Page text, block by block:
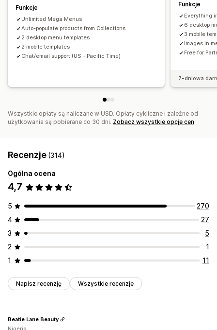
Funkcje
Unlimited Mega Menus
Auto-populate products from Collections
2 desktop menu templates
2 mobile templates
Chat/email support (US - Pacific Time)
Funkcje
Everything
6 desktop
3 mobile
Images in
Free for
7-dniowa
Wszystkie opłaty są naliczane w USD. Opłaty cykliczne i zależne od
użytkowania są pobierane co 30 dni. Zobacz wszystkie opcje cen
Recenzje (314)
Ogólna ocena
4,7
5
270
4
27
3
5
2
1
1
11
Napisz recenzję Wszystkie recenzje
Beatie Lane Beauty